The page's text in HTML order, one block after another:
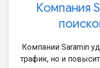
Компания
Компании Saramin
трафик, но и